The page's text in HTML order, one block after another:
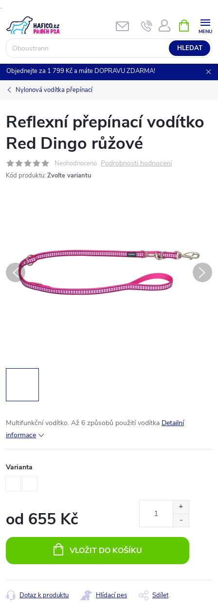
.
na
obsah
HLEDAT
NÁKUPNÍ
KOŠÍK
Objednejte za 1 799 Kč a máte DOPRAVU ZDARMA!
Nylonová vodítka přepínací
Reflexní přepínací vodítko
Red Dingo růžové
Neohodnoceno Podrobnosti hodnocení
Kód produktu: Zvolte variantu
Multifunkční vodítko. Až 6 způsobů použití vodítka Detailní
informace
Varianta
od 655 Kč
cena:
VLOŽIT DO KOŠÍKU
Dotaz k produktu Hlídací pes Sdílet